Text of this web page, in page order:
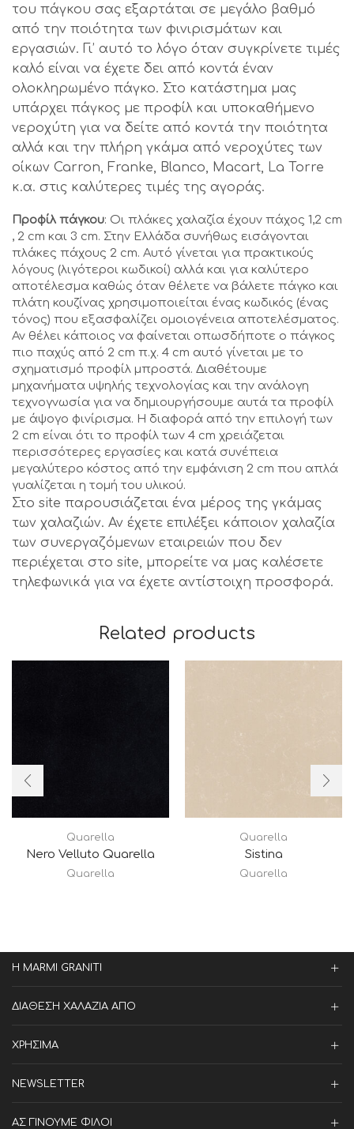
του πάγκου σας εξαρτάται σε μεγάλο βαθμό
από την ποιότητα των φινιρισμάτων και
εργασιών. Γι’ αυτό το λόγο όταν συγκρίνετε τιμές
καλό είναι να έχετε δει από κοντά έναν
ολοκληρωμένο πάγκο. Στο κατάστημα μας
υπάρχει πάγκος με προφίλ και υποκαθήμενο
νεροχύτη για να δείτε από κοντά την ποιότητα
αλλά και την πλήρη γκάμα από νεροχύτες των
οίκων Carron, Franke, Blanco, Macart, La Torre
κ.α. στις καλύτερες τιμές της αγοράς.
Προφίλ πάγκου: Οι πλάκες χαλαζία έχουν πάχος 1,2 cm
, 2 cm και 3 cm. Στην Ελλάδα συνήθως εισάγονται
πλάκες πάχους 2 cm. Αυτό γίνεται για πρακτικούς
λόγους (λιγότεροι κωδικοί) αλλά και για καλύτερο
αποτέλεσμα καθώς όταν θέλετε να βάλετε πάγκο και
πλάτη κουζίνας χρησιμοποιείται ένας κωδικός (ένας
τόνος) που εξασφαλίζει ομοιογένεια αποτελέσματος.
Αν θέλει κάποιος να φαίνεται οπωσδήποτε ο πάγκος
πιο παχύς από 2 cm π.χ. 4 cm αυτό γίνεται με το
σχηματισμό προφίλ μπροστά. Διαθέτουμε
μηχανήματα υψηλής τεχνολογίας και την ανάλογη
τεχνογνωσία για να δημιουργήσουμε αυτά τα προφίλ
με άψογο φινίρισμα. Η διαφορά από την επιλογή των
2 cm είναι ότι το προφίλ των 4 cm χρειάζεται
περισσότερες εργασίες και κατά συνέπεια
μεγαλύτερο κόστος από την εμφάνιση 2 cm που απλά
γυαλίζεται η τομή του υλικού.
Στο site παρουσιάζεται ένα μέρος της γκάμας
των χαλαζιών. Αν έχετε επιλέξει κάποιον χαλαζία
των συνεργαζόμενων εταιρειών που δεν
περιέχεται στο site, μπορείτε να μας καλέσετε
τηλεφωνικά για να έχετε αντίστοιχη προσφορά.
Related products
Quarella
Nero Velluto Quarella
Quarella
Quarella
Sistina
Quarella
Η MARMI GRANITI
ΔΙΑΘΕΣΗ ΧΑΛΑΖΙΑ ΑΠΟ
ΧΡΗΣΙΜΑ
NEWSLETTER
ΑΣ ΓΙΝΟΥΜΕ ΦΙΛΟΙ